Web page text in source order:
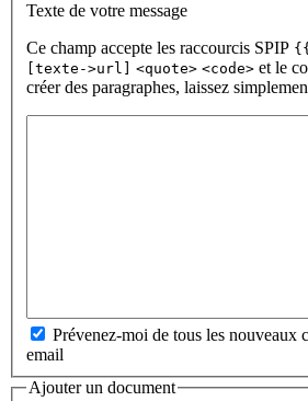
Texte de votre message
Ce champ accepte les raccourcis SPIP
[texte->url]
<quote> <code> et le
créer des paragraphes, laissez
Prévenez-moi de tous les nouveaux
email
Ajouter un document